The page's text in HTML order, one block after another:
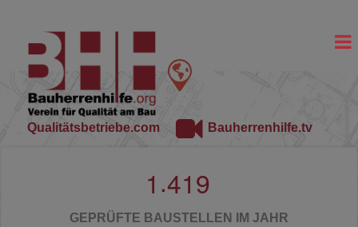
Qualitätsbetriebe.com Bauherrenhilfe.tv
1 .419
GEPRÜFTE BAUSTELLEN IM JAHR